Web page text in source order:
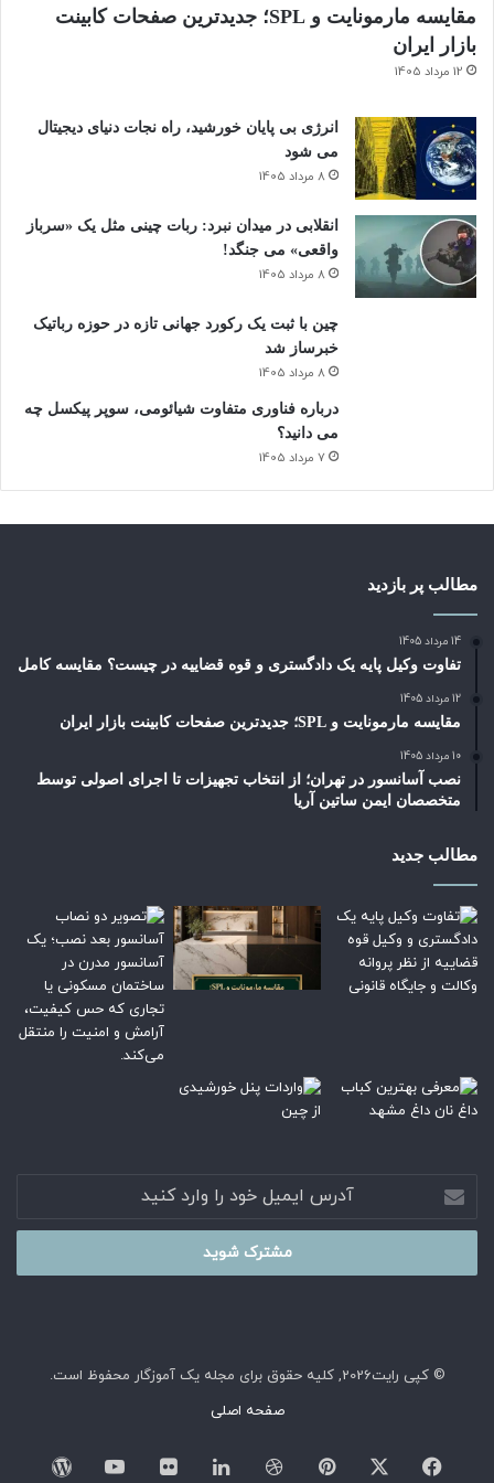
سیر خام برای آکنه و لک‌ ها وجود دارد:
درمان های طبیعی: روغن درخت چای، سرکه سیب رقیق شده و
پوست مستعد آکنه داشته باشند. با این حال، مهم است که آنها
را با احتیاط و تحت راهنمایی یک پزشک متخصص پوست استفاده
کنید.
سلب مسئولیت: همیشه قبل از شروع هر روتین با پزشک خود
مشورت کنید.
مقایسه مارمونایت و SPL؛ جدیدترین صفحات کابینت
بازار ایران
12 مرداد 1405
انرژی بی‌ پایان خورشید، راه نجات دنیای دیجیتال
می شود
8 مرداد 1405
انقلابی در میدان نبرد: ربات چینی مثل یک «سرباز
واقعی» می‌ جنگد!
8 مرداد 1405
چین با ثبت یک رکورد جهانی تازه در حوزه رباتیک
خبرساز شد
8 مرداد 1405
درباره فناوری متفاوت شیائومی، سوپر پیکسل چه
می دانید؟
7 مرداد 1405
مطالب پر بازدید
14 مرداد 1405
تفاوت وکیل پایه یک دادگستری و قوه قضاییه در چیست؟ مقایسه کامل
12 مرداد 1405
مقایسه مارمونایت و SPL؛ جدیدترین صفحات کابینت بازار ایران
10 مرداد 1405
نصب آسانسور در تهران؛ از انتخاب تجهیزات تا اجرای اصولی توسط
متخصصان ایمن ساتین آریا
مطالب جدید
آدرس
ایمیل
خود
وارد
© کپی رایت2026, کلیه حقوق برای مجله یک آموزگار محفوظ است.
صفحه اصلی
فیسبوک ایکس پینتریستدریبببل لینکداین تصاویر یوتیوب